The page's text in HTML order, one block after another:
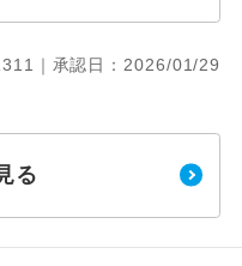
｜承認日：2026/01/29
る